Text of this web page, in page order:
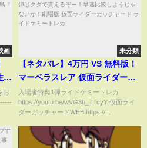
画
検
#
お
未分類
【ネタバレ】4万円 VS 無料版！
マーベラスレア 仮面ライダーレ
ジェンドが入場者特典2弾はタダ
で貰えるぞー！早速比較しよう
じゃないか！劇場版 仮面ライダ
ーガッチャード ライドケミート
入場者特典1弾ライドケミートレカ
https://youtu.be/wVG3b_TTcyY 仮面ライ
ダーガッチャードWEB https://...